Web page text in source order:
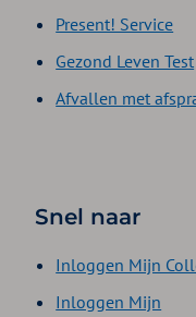
Present! Service
Gezond Leven Test
Afvallen met
Snel naar
Inloggen Mijn
Inloggen Mijn